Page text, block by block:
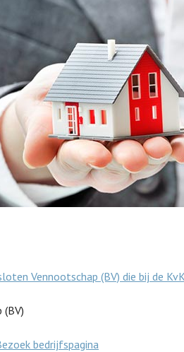
Vennootschap (BV) die bij de
bedrijfspagina